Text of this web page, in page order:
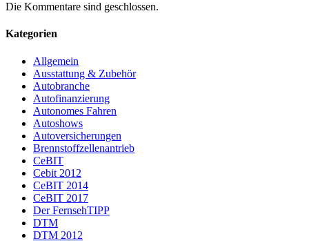
Die Kommentare sind geschlossen.
Kategorien
Allgemein
Ausstattung & Zubehör
Autobranche
Autofinanzierung
Autonomes Fahren
Autoshows
Autoversicherungen
Brennstoffzellenantrieb
CeBIT
Cebit 2012
CeBIT 2014
CeBIT 2017
Der FernsehTIPP
DTM
DTM 2012